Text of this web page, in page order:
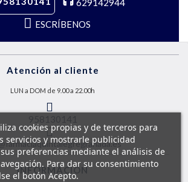
629142944
ESCRÍBENOS
Atención al cliente
LUN a DOM de 9.00 a 22.00h
INFORMACIÓN
cookies propias y de terceros para
servicios y mostrarle publicidad
preferencias mediante el análisis de
Para dar su consentimiento
el botón Acepto.